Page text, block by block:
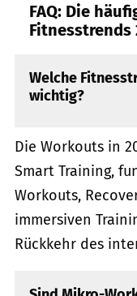
FAQ: Die
Fitnesstrends
Welche
wichtig?
Die Workouts in
Smart Training,
Workouts,
immersiven
Rückkehr des